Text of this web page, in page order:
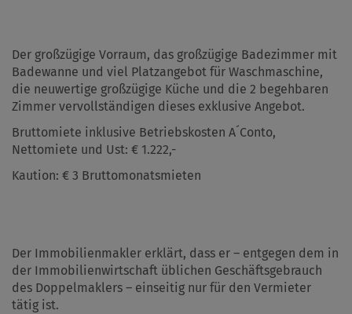
Der großzügige Vorraum, das großzügige Badezimmer mit
Badewanne und viel Platzangebot für Waschmaschine,
die neuwertige großzügige Küche und die 2 begehbaren
Zimmer vervollständigen dieses exklusive Angebot.
Bruttomiete inklusive Betriebskosten A´Conto,
Nettomiete und Ust: € 1.222,-
Kaution: € 3 Bruttomonatsmieten
Der Immobilienmakler erklärt, dass er – entgegen dem in
der Immobilienwirtschaft üblichen Geschäftsgebrauch
des Doppelmaklers – einseitig nur für den Vermieter
tätig ist.